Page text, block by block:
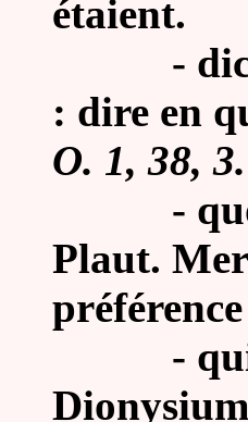
étaient.
-
: dire en
O. 1, 38, 3.
-
Plaut.
-